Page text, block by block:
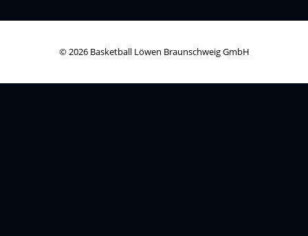
© 2026 Basketball Löwen Braunschweig GmbH